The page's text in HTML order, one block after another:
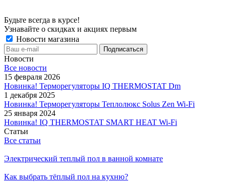
Будьте всегда в курсе!
Узнавайте о скидках и акциях первым
Новости магазина
Новости
Все новости
15 февраля 2026
Новинка! Терморегуляторы IQ THERMOSTAT Dm
1 декабря 2025
Новинка! Терморегуляторы Теплолюкс Solus Zen Wi-Fi
25 января 2024
Новинка! IQ THERMOSTAT SMART HEAT Wi-Fi
Статьи
Все статьи
Электрический теплый пол в ванной комнате
Как выбрать тёплый пол на кухню?